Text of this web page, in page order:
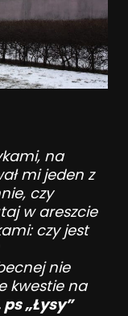
na
mi jeden z
czy
w areszcie
czy jest
nie
kwestie na
„Łysy”